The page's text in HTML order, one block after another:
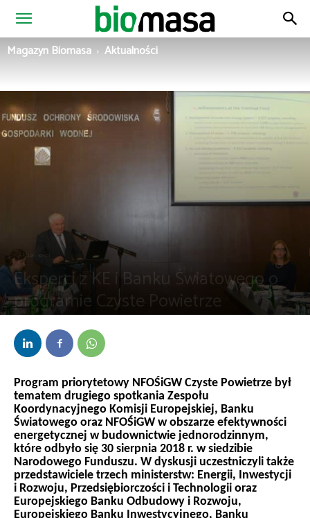
Magazyn
Magazyn Biomasa Aktualności
Aktualności
Eksperci z KE i Banku Światowego o
programie Czyste Powietrze
Program priorytetowy NFOŚiGW Czyste Powietrze był
tematem drugiego spotkania Zespołu
Koordynacyjnego Komisji Europejskiej, Banku
Światowego oraz NFOŚiGW w obszarze efektywności
energetycznej w budownictwie jednorodzinnym,
które odbyło się 30 sierpnia 2018 r. w siedzibie
Narodowego Funduszu. W dyskusji uczestniczyli także
przedstawiciele trzech ministerstw: Energii, Inwestycji
i Rozwoju, Przedsiębiorczości i Technologii oraz
Europejskiego Banku Odbudowy i Rozwoju,
Europejskiego Banku Inwestycyjnego, Banku